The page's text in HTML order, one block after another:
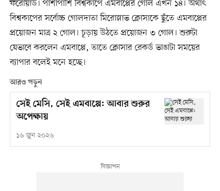
ফরোয়ার্ড। পাশাপাশি বিশ্বকাপে এমবাপ্পের গোল এখন ১৪। অর্থাৎ
বিশ্বকাপের সর্বোচ্চ গোলদাতা মিরোস্লাভ ক্লোসাকে ছুঁতে এমবাপ্পের
প্রয়োজন মাত্র ২ গোল। চূড়ায় উঠতে প্রয়োজন ৩ গোল। শুরুটা
যেভাবে করলেন এমবাপ্পে, তাতে ক্লোসার রেকর্ড ভাঙাটা সময়ের
ব্যাপার বলেই মনে হচ্ছে।
আরও পড়ুন
সেই মেসি, সেই এমবাপ্পে: আবার শুরুর
অপেক্ষায়
১৬ জুন ২০২৬